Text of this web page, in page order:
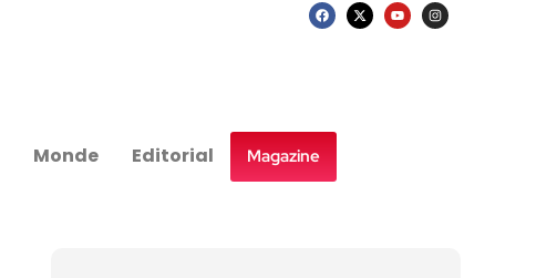
Monde Editorial Magazine